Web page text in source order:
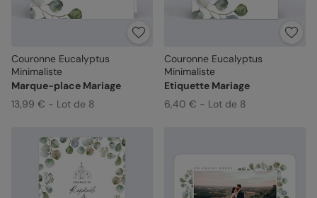
Couronne Eucalyptus
Minimaliste
Marque-place Mariage
13,99 € - Lot de 8
Couronne Eucalyptus
Minimaliste
Etiquette Mariage
6,40 € - Lot de 8